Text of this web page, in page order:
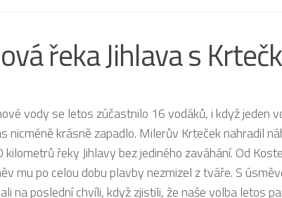
řeka Jihlava s
vody se letos zúčastnilo 16 vodáků, i když jeden
nicméně krásně zapadlo. Milerův Krteček nahradil
kilometrů řeky Jihlavy bez jediného zaváhání. Od
mu po celou dobu plavby nezmizel z tváře. S
na poslední chvíli, když zjistili, že naše volba letos